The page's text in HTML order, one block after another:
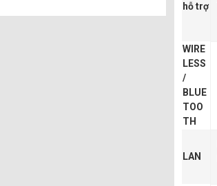
hỗ trợ
WIRE
LESS
/
BLUE
TOO
TH
LAN